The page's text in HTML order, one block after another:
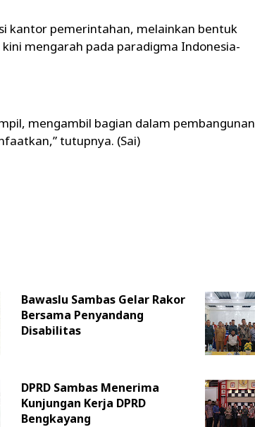
kantor pemerintahan, melainkan bentuk
mengarah pada paradigma Indonesia-
mengambil bagian dalam pembangunan
tutupnya. (Sai)
Bawaslu Sambas Gelar Rakor
Bersama Penyandang
Disabilitas
DPRD Sambas Menerima
Kunjungan Kerja DPRD
Bengkayang